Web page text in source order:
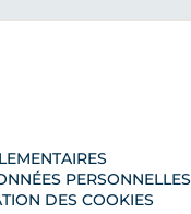
PERSONNELLES
DES COOKIES